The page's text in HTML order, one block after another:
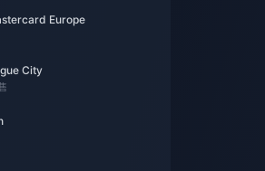
Europe
City